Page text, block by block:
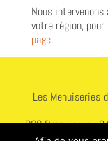
Nous
votre région,
page.
Les Menuiseries
RCS Draguignan :